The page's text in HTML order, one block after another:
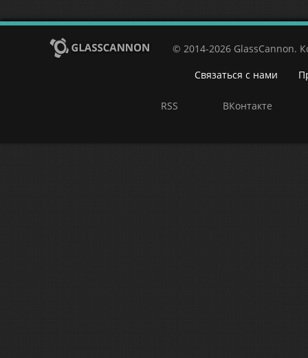
© 2014-2026 GlassCannon.
Связаться с нами
RSS ВКонтакте